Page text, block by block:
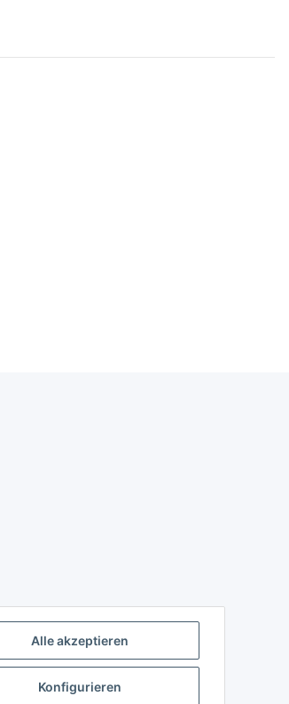
Alle akzeptieren
Konfigurieren